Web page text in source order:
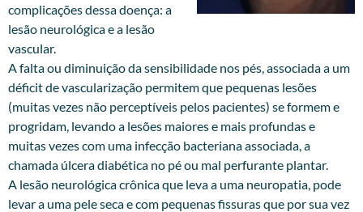
complicações dessa doença: a
lesão neurológica e a lesão
vascular.
A falta ou diminuição da sensibilidade nos pés, associada a um
déficit de vascularização permitem que pequenas lesões
(muitas vezes não perceptíveis pelos pacientes) se formem e
progridam, levando a lesões maiores e mais profundas e
muitas vezes com uma infecção bacteriana associada, a
chamada úlcera diabética no pé ou mal perfurante plantar.
A lesão neurológica crônica que leva a uma neuropatia, pode
levar a uma pele seca e com pequenas fissuras que por sua vez